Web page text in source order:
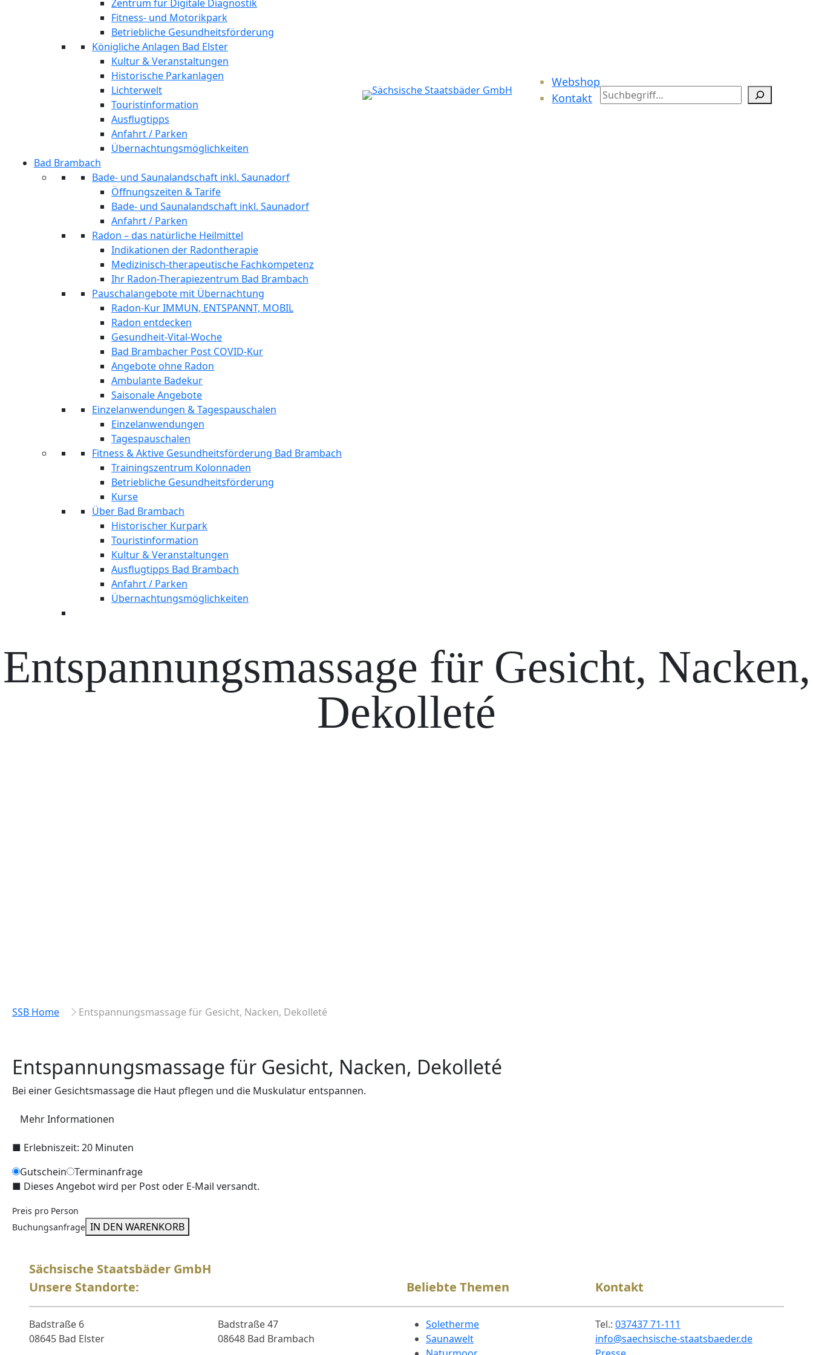
Zentrum für Digitale Diagnostik
Fitness- und Motorikpark
Betriebliche Gesundheitsförderung
Königliche Anlagen Bad Elster
Kultur & Veranstaltungen
Historische Parkanlagen
Lichterwelt
Touristinformation
Ausflugtipps
Anfahrt / Parken
Übernachtungsmöglichkeiten
Bad Brambach
Bade- und Saunalandschaft inkl. Saunadorf
Öffnungszeiten & Tarife
Bade- und Saunalandschaft inkl. Saunadorf
Anfahrt / Parken
Radon – das natürliche Heilmittel
Indikationen der Radontherapie
Medizinisch-therapeutische Fachkompetenz
Ihr Radon-Therapiezentrum Bad Brambach
Pauschalangebote mit Übernachtung
Radon-Kur IMMUN, ENTSPANNT, MOBIL
Radon entdecken
Gesundheit-Vital-Woche
Bad Brambacher Post COVID-Kur
Angebote ohne Radon
Ambulante Badekur
Saisonale Angebote
Einzelanwendungen & Tagespauschalen
Einzelanwendungen
Tagespauschalen
Fitness & Aktive Gesundheitsförderung Bad Brambach
Trainingszentrum Kolonnaden
Betriebliche Gesundheitsförderung
Kurse
Über Bad Brambach
Historischer Kurpark
Touristinformation
Kultur & Veranstaltungen
Ausflugtipps Bad Brambach
Anfahrt / Parken
Übernachtungsmöglichkeiten
Webshop
Kontakt
Search
Entspannungsmassage für Gesicht, Nacken,
Dekolleté
SSB Home Entspannungsmassage für Gesicht, Nacken, Dekolleté
Entspannungsmassage für Gesicht, Nacken, Dekolleté
Bei einer Gesichtsmassage die Haut pflegen und die Muskulatur entspannen.
Mehr Informationen
■ Erlebniszeit: 20 Minuten
Gutschein
Terminanfrage
■ Dieses Angebot wird per Post oder E-Mail versandt.
Preis pro Person
Buchungsanfrage IN DEN WARENKORB
Sächsische Staatsbäder GmbH
Unsere Standorte:
Badstraße 6
08645 Bad Elster
Badstraße 47
08648 Bad Brambach
Beliebte Themen
Soletherme
Saunawelt
Kontakt
Tel.: 037437 71-111
info@saechsische-staatsbaeder.de